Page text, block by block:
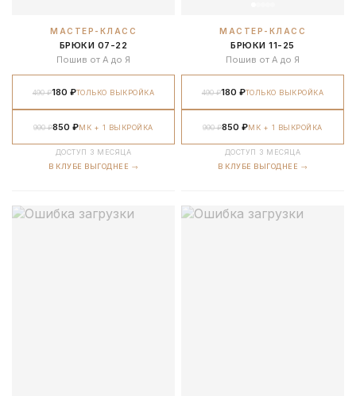
МАСТЕР-КЛАСС
БРЮКИ 07-22
Пошив от А до Я
490 ₽180 ₽ТОЛЬКО ВЫКРОЙКА
990 ₽850 ₽МК + 1 ВЫКРОЙКА
ДОСТУП 3 МЕСЯЦА
В КЛУБЕ ВЫГОДНЕЕ →
МАСТЕР-КЛАСС
БРЮКИ 11-25
Пошив от А до Я
490 ₽180 ₽ТОЛЬКО ВЫКРОЙКА
990 ₽850 ₽МК + 1 ВЫКРОЙКА
ДОСТУП 3 МЕСЯЦА
В КЛУБЕ ВЫГОДНЕЕ →